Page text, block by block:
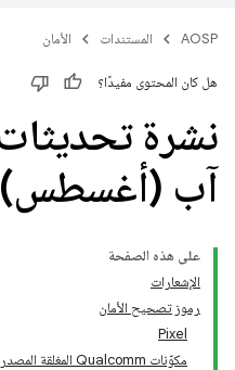
AOSP المستندات الأمان
هل كان المحتوى مفيدًا؟
آب (أغسطس) 2021
على هذه الصفحة
الإشعارات
رموز تصحيح الأمان
Pixel
مكوّنات Qualcomm المغلقة المصدر